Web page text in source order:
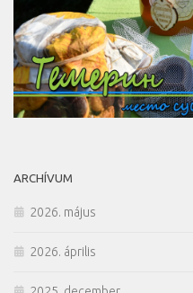
ARCHÍVUM
2026. május
2026. április